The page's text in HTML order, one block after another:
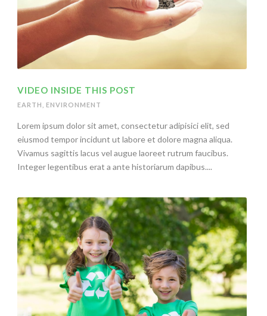
VIDEO INSIDE THIS POST
EARTH ENVIRONMENT
Lorem ipsum dolor sit amet, consectetur adipisici elit, sed
eiusmod tempor incidunt ut labore et dolore magna aliqua.
Vivamus sagittis lacus vel augue laoreet rutrum faucibus.
Integer legentibus erat a ante historiarum dapibus....